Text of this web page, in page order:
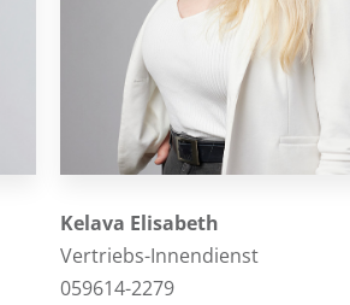
Kelava Elisabeth
Vertriebs-Innendienst
059614-2279